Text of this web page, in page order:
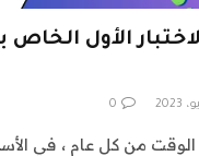
الأول
0
من كل عام ، في